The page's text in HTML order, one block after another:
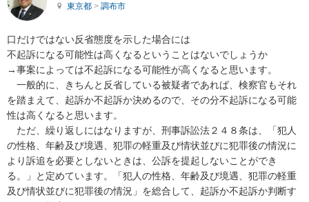
東京都 > 調布市
口だけではない反省態度を示した場合には
不起訴になる可能性は高くなるということはないでしょうか
→事案によっては不起訴になる可能性が高くなると思います。
一般的に、きちんと反省している被疑者であれば、検察官もそれ
を踏まえて、起訴か不起訴か決めるので、その分不起訴になる可能
性は高くなると思います。
ただ、繰り返しにはなりますが、刑事訴訟法２４８条は、「犯人
の性格、年齢及び境遇、犯罪の軽重及び情状並びに犯罪後の情況に
より訴追を必要としないときは、公訴を提起しないことができ
る。」と定めています。「犯人の性格、年齢及び境遇、犯罪の軽重
及び情状並びに犯罪後の情況」を総合して、起訴か不起訴か判断す